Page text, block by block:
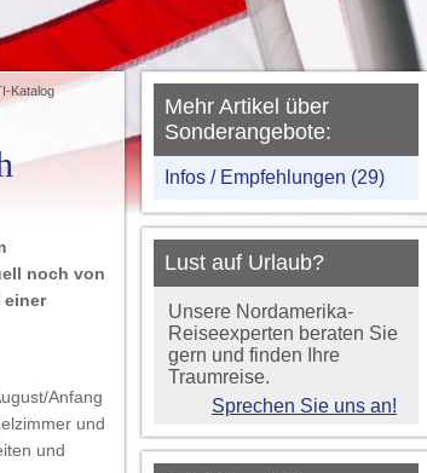
Katalog
noch von
einer
Anfang
und
und
Mehr Artikel über
Sonderangebote:
Infos / Empfehlungen (29)
Lust auf Urlaub?
Unsere Nordamerika-
Reiseexperten beraten Sie
gern und finden Ihre
Traumreise.
Sprechen Sie uns an!